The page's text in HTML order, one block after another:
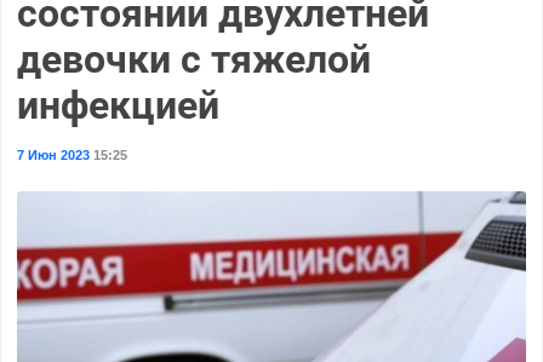
состоянии двухлетней
девочки с тяжелой
инфекцией
7 Июн 202315:25